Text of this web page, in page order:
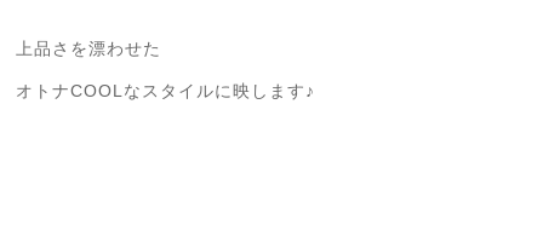
上品さを漂わせた
オトナCOOLなスタイルに映します♪